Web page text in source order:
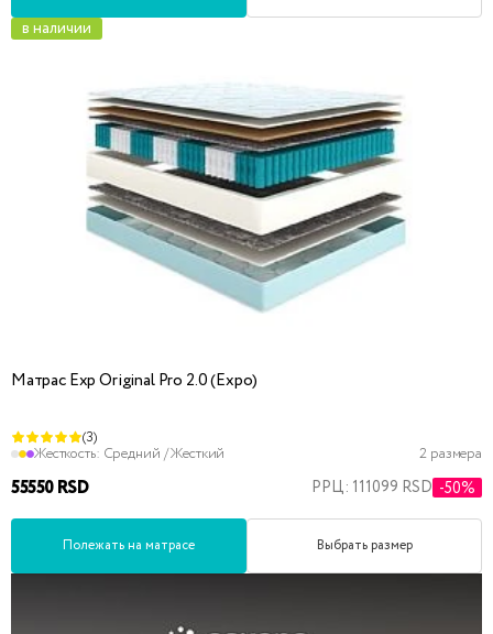
в наличии
Матрас Exp Original Pro 2.0 (Expo)
(3)
Жесткость: Средний / Жесткий 2 размера
55550 RSD РРЦ: 111099 RSD -50%
Полежать на матрасе Выбрать размер